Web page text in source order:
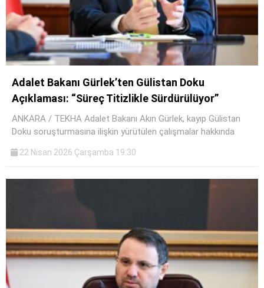
Adalet Bakanı Gürlek’ten Gülistan Doku
Açıklaması: “Süreç Titizlikle Sürdürülüyor”
ANKARA / TEKHA Adalet Bakanı Akın Gürlek, kayıp Gülistan
Doku soruşturmasına ilişkin yürütülen çalışmalar hakkında
22 Nisan 2026 Çarşamba 19:30